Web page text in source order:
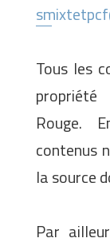
Tous les
Rouge.
contenus
la source
Par